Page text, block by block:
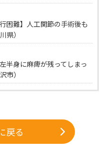
困難】人工関節の手術後も
県）
半身に麻痺が残ってしまっ
市）
戻る